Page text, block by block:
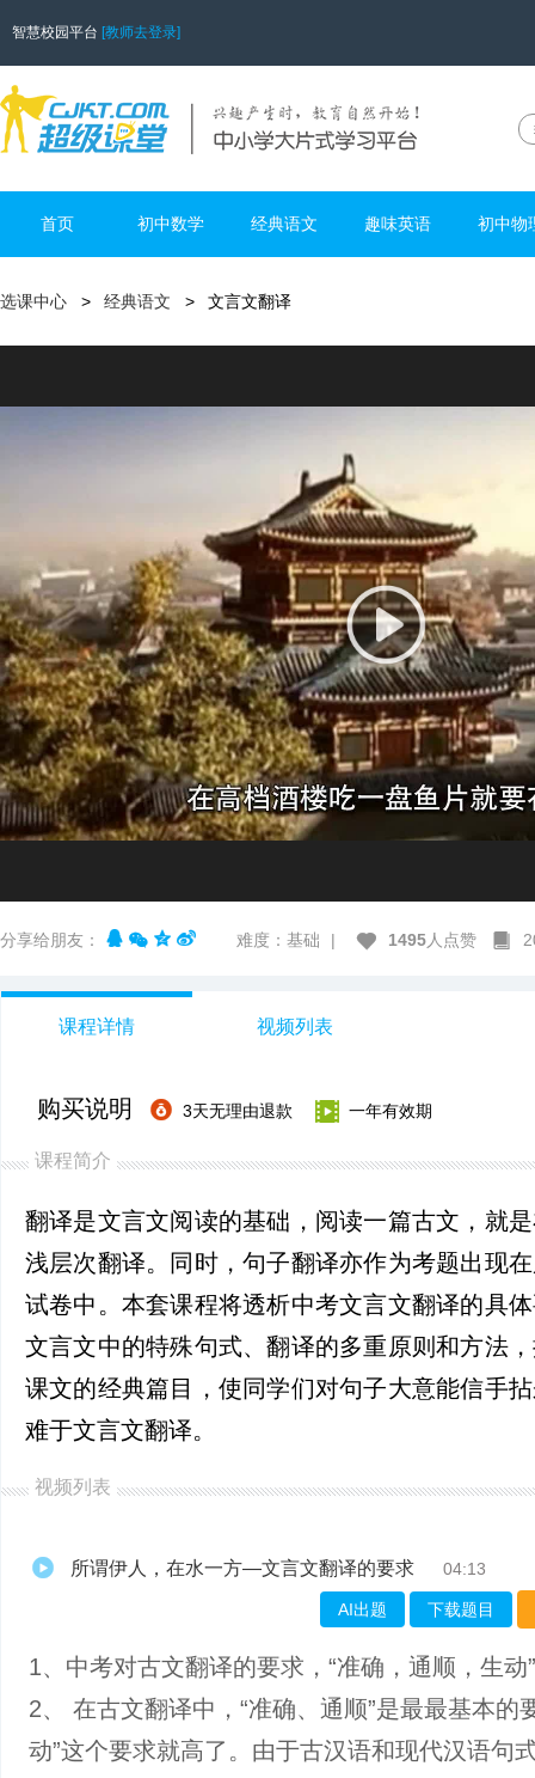
智慧校园平台 [教师去登录]
首页 初中数学 经典语文 趣味英语 初中物
选课中心 经典语文 文言文翻译
分享给朋友： 难度：基础 | 1495人点赞
课程详情 视频列表
购买说明 3天无理由退款 一年有效期
课程简介
翻译是文言文阅读的基础，阅读一篇古文，就
浅层次翻译。同时，句子翻译亦作为考题出现
试卷中。本套课程将透析中考文言文翻译的具
文言文中的特殊句式、翻译的多重原则和方法
课文的经典篇目，使同学们对句子大意能信手
难于文言文翻译。
视频列表
所谓伊人，在水一方—文言文翻译的要求 04:13
AI出题 下载题目
1、中考对古文翻译的要求，“准确，通顺，生动”
2、 在古文翻译中，“准确、通顺”是最最基本的
动”这个要求就高了。由于古汉语和现代汉语句